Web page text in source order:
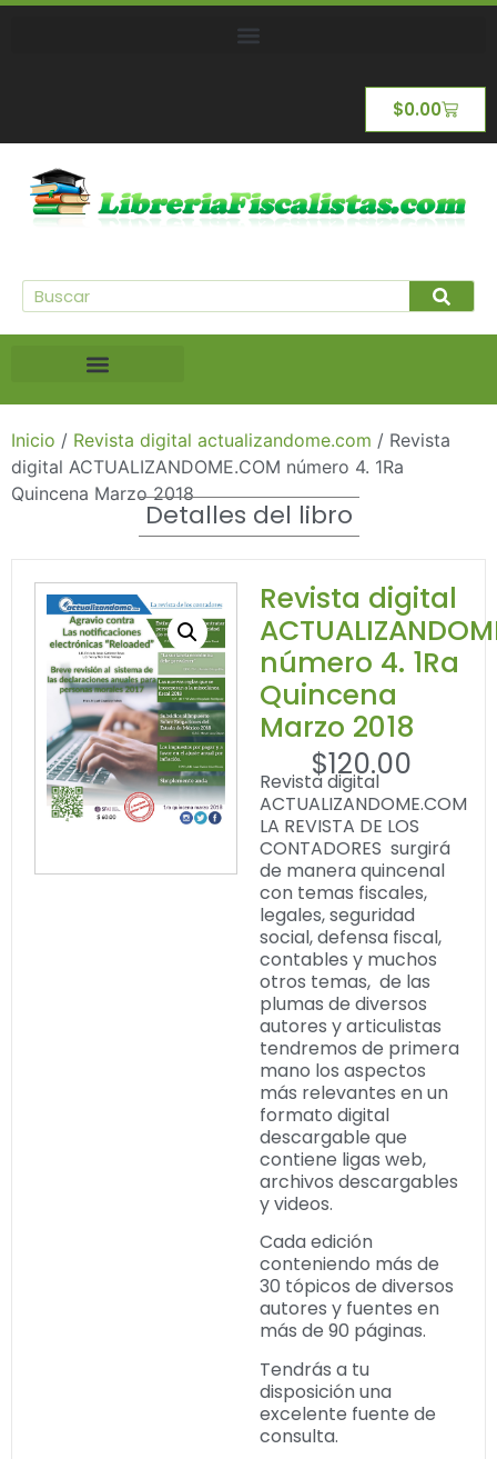
$0.00
Inicio / Revista digital actualizandome.com / Revista
digital ACTUALIZANDOME.COM número 4. 1Ra
Quincena Marzo 2018
Detalles del libro
Revista digital
número 4. 1Ra
Quincena
Marzo 2018
$120.00
Revista digital
ACTUALIZANDOME.COM
LA REVISTA DE LOS
CONTADORES surgirá
de manera quincenal
con temas fiscales,
legales, seguridad
social, defensa fiscal,
contables y muchos
otros temas, de las
plumas de diversos
autores y articulistas
tendremos de primera
mano los aspectos
más relevantes en un
formato digital
descargable que
contiene ligas web,
archivos descargables
y videos.
Cada edición
conteniendo más de
30 tópicos de diversos
autores y fuentes en
más de 90 páginas.
Tendrás a tu
disposición una
excelente fuente de
consulta.